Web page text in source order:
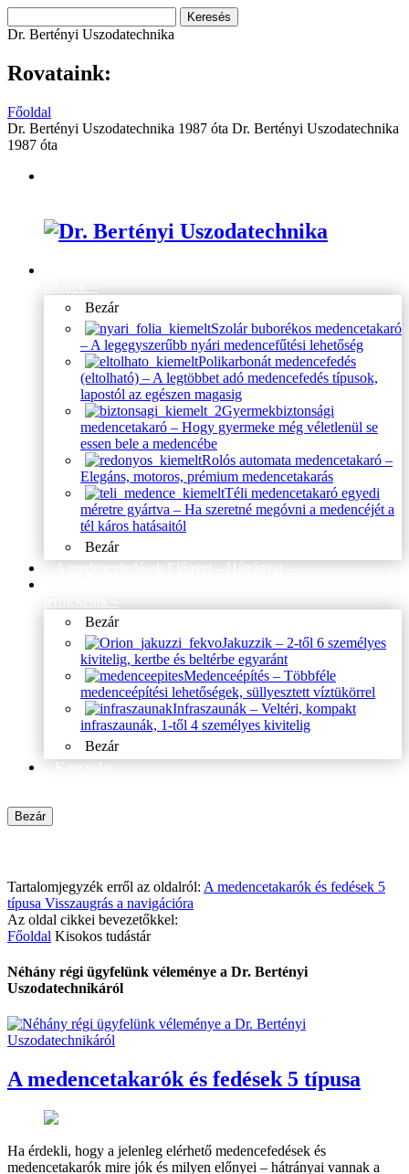
Dr. Bertényi Uszodatechnika
Rovataink:
Főoldal
Dr. Bertényi Uszodatechnika 1987 óta Dr. Bertényi Uszodatechnika
1987 óta
Bezár
Szolár buborékos medencetakaró
– A legegyszerűbb nyári medencefűtési lehetőség
Polikarbonát medencefedés
(eltolható) – A legtöbbet adó medencefedés típusok,
lapostól az egészen magasig
Gyermekbiztonsági
medencetakaró – Hogy gyermeke még véletlenül se
essen bele a medencébe
Rolós automata medencetakaró –
Elegáns, motoros, prémium medencetakarás
Téli medencetakaró egyedi
méretre gyártva – Ha szeretné megóvni a medencéjét a
tél káros hatásaitól
Bezár
A medencefedések Előnyei – Hátrányai –
Bezár
Jakuzzik – 2-től 6 személyes
kivitelig, kertbe és beltérbe egyaránt
Medenceépítés – Többféle
medenceépítési lehetőségek, süllyesztett víztükörrel
Infraszaunák – Veltéri, kompakt
infraszaunák, 1-től 4 személyes kivitelig
Bezár
Kapcsolat
Bezár
Tartalomjegyzék erről az oldalról: A medencetakarók és fedések 5
típusa Visszaugrás a navigációra
Az oldal cikkei bevezetőkkel:
Főoldal Kisokos tudástár
Néhány régi ügyfelünk véleménye a Dr. Bertényi
Uszodatechnikáról
A medencetakarók és fedések 5 típusa
Ha érdekli, hogy a jelenleg elérhető medencefedések és
medencetakarók mire jók és milyen előnyei – hátrányai vannak a